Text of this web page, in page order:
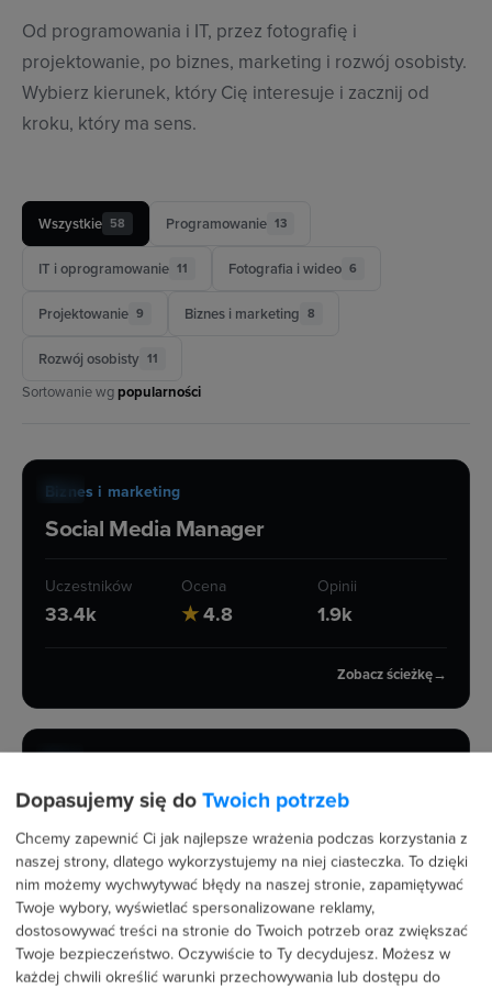
Od programowania i IT, przez fotografię i
projektowanie, po biznes, marketing i rozwój osobisty.
Wybierz kierunek, który Cię interesuje i zacznij od
kroku, który ma sens.
Wszystkie 58 Programowanie 13
IT i oprogramowanie 11 Fotografia i wideo 6
Projektowanie 9 Biznes i marketing 8
Rozwój osobisty 11
Sortowanie wg popularności
60 h
Biznes i marketing
Social Media Manager
Uczestników
33.4k
Ocena
★4.8
Opinii
1.9k
Zobacz ścieżkę→
23 h
Analityk danych
Uczestników
13.6k
Ocena
★ 4.8
Opinii
863
Zobacz ścieżkę
ŚCIEŻKA KARIERY
Dopasujemy się do Twoich potrzeb
Chcemy zapewnić Ci jak najlepsze wrażenia podczas korzystania z
naszej strony, dlatego wykorzystujemy na niej ciasteczka. To dzięki
nim możemy wychwytywać błędy na naszej stronie, zapamiętywać
Twoje wybory, wyświetlać spersonalizowane reklamy,
dostosowywać treści na stronie do Twoich potrzeb oraz zwiększać
Twoje bezpieczeństwo. Oczywiście to Ty decydujesz. Możesz w
każdej chwili określić warunki przechowywania lub dostępu do